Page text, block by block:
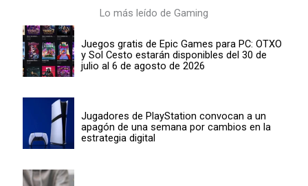
Lo más leído de Gaming
Juegos gratis de Epic Games para PC: OTXO
y Sol Cesto estarán disponibles del 30 de
julio al 6 de agosto de 2026
Jugadores de PlayStation convocan a un
apagón de una semana por cambios en la
estrategia digital